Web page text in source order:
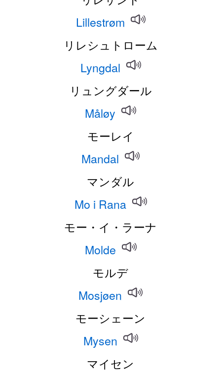
Lillestrøm
リレシュトローム
Lyngdal
リュングダール
Måløy
モーレイ
Mandal
マンダル
Mo i Rana
モー・イ・ラーナ
Molde
モルデ
Mosjøen
モーシェーン
Mysen
マイセン